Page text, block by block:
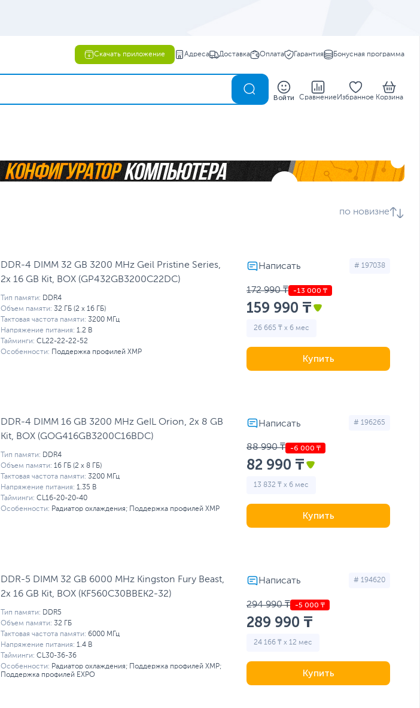
Скачать приложение Адреса Доставка Оплата Гарантия Бонусная программа
Войти Сравнение Избранное Корзина
по новизне
DDR-4 DIMM 32 GB 3200 MHz Geil Pristine Series,
2x 16 GB Kit, BOX (GP432GB3200C22DC)
Тип памяти: DDR4
Объем памяти: 32 ГБ (2 x 16 ГБ)
Тактовая частота памяти: 3200 МГц
Напряжение питания: 1.2 В
Тайминги: CL22-22-22-52
Особенности:
Поддержка профилей XMP
# 197038
172 990 ₸
159 990 ₸
26 665 ₸ x 6 мес
Купить
DDR-4 DIMM 16 GB 3200 MHz GeIL Orion, 2x 8 GB
Kit, BOX (GOG416GB3200C16BDC)
Тип памяти: DDR4
Объем памяти: 16 ГБ (2 x 8 ГБ)
Тактовая частота памяти: 3200 МГц
Напряжение питания: 1.35 В
Тайминги: CL16-20-20-40
Особенности: Радиатор охлаждения; Поддержка профилей XMP
# 196265
88 990 ₸
82 990 ₸
13 832 ₸ x 6 мес
Купить
DDR-5 DIMM 32 GB 6000 MHz Kingston Fury Beast,
2x 16 GB Kit, BOX (KF560C30BBEK2-32)
Тип памяти: DDR5
Объем памяти: 32 ГБ
Тактовая частота памяти: 6000 МГц
Напряжение питания: 1.4 В
Тайминги: CL30-36-36
Особенности: Радиатор охлаждения; Поддержка профилей XMP;
Поддержка профилей EXPO
# 194620
294 990 ₸
289 990 ₸
24 166 ₸ x 12 мес
Купить